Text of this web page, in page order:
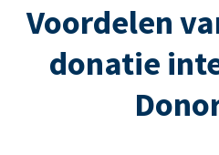
Voordelen
donatie